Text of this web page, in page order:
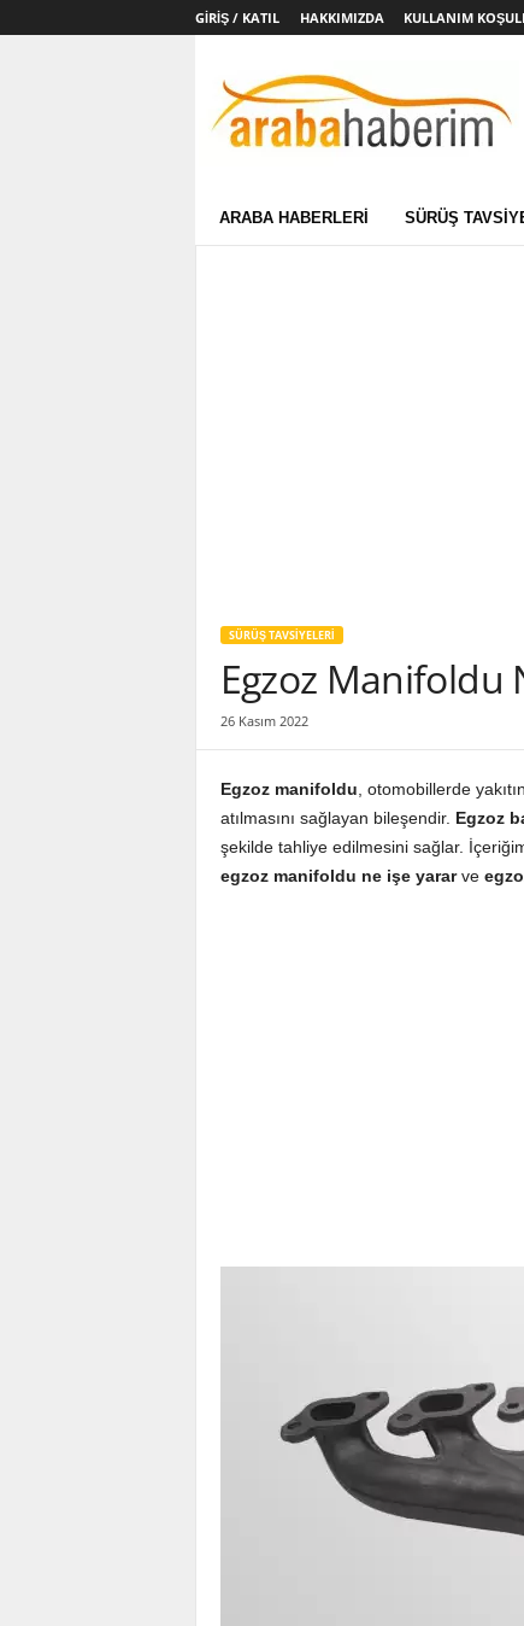
GIRIŞ / KATIL HAKKIMIZDA KULLANIM
ARABA HABERLERI SÜRÜŞ
SÜRÜŞ TAVSIYELERI
Egzoz Manifoldu
26 Kasım 2022
Egzoz manifoldu , otomobillerde
atılmasını sağlayan bileşendir. Egzoz
şekilde tahliye edilmesini sağlar.
egzoz manifoldu ne işe yararve